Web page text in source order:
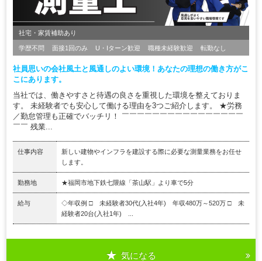
社宅・家賃補助あり
学歴不問 面接1回のみ U・Iターン歓迎 職種未経験歓迎 転勤なし
社員思いの会社風土と風通しのよい環境！あなたの理想の働き方がこ
こにあります。
当社では、働きやすさと待遇の良さを重視した環境を整えておりま
す。 未経験者でも安心して働ける理由を3つご紹介します。 ★労務
／勤怠管理も正確でバッチリ！ ￣￣￣￣￣￣￣￣￣￣￣￣￣￣￣￣
￣￣ 残業...
仕事内容
新しい建物やインフラを建設する際に必要な測量業務をお任せ
します。
勤務地 ★福岡市地下鉄七隈線「茶山駅」より車で5分
給与
◇年収例 □ 未経験者30代(入社4年) 年収480万～520万 □ 未
経験者20台(入社1年) ...
気になる